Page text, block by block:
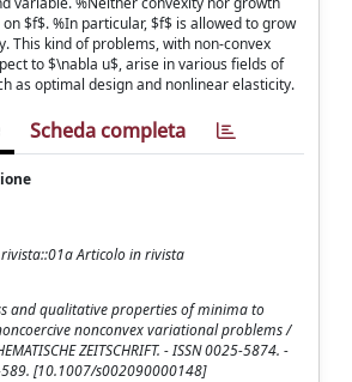
$f$. %In particular, $f$ is allowed to grow
This kind of problems, with non-convex
to $\nabla u$, arise in various fields of
as optimal design and nonlinear elasticity.
Scheda completa
Articolo in rivista
and qualitative properties of minima to
nonconvex variational problems /
ZEITSCHRIFT. - ISSN 0025-5874. -
[10.1007/s002090000148]